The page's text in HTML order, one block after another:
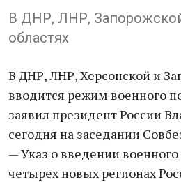
В ДНР, ЛНР,
областях
В ДНР, ЛНР, Херсонской и
вводится режим военного
заявил президент России
сегодня на заседании
— Указ о введении
четырех новых регионах